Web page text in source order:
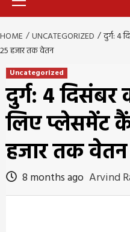
HOME UNCATEGORIZED
दुर्ग: 4
25 हजार तक वेतन
Uncategorized
दुर्ग: 4
लिए प्लेसमेंट
हजार तक वेतन
8 months ago Arvind